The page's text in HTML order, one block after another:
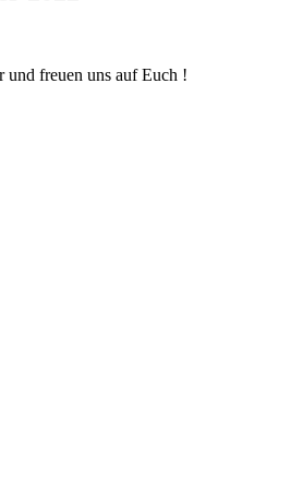
und freuen uns auf Euch !